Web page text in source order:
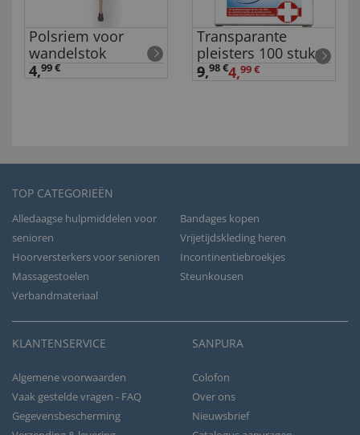
Polsriem voor
wandelstok
4,99 €
Transparante
pleisters 100 stuks
9,98 €4,99 €
TOP CATEGORIEËN
Alledaagse hulpmiddelen voor
senioren
Bandages kopen
Vrijetijdskleding heren
Hoorversterkers voor senioren
Incontinentiebroekjes
Massagestoelen
Steunkousen
Verbandmateriaal
KLANTENSERVICE
Algemene voorwaarden
Vaak gestelde vragen - FAQ
Gegevensbescherming
SANPURA
Colofon
Over ons
Nieuwsbrief